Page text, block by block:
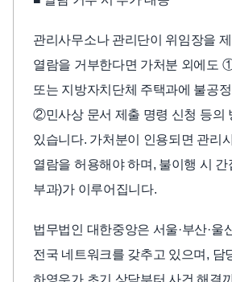
관리사무소나 관리단이 위임장을
열람을 거부한다면 가처분 외에도
또는 지방자치단체 주택과에 불공
②민사상 문서 제출 명령 신청 등의
있습니다. 가처분이 인용되면 관리
열람을 허용해야 하며, 불이행 시
부과)가 이루어집니다.
법무법인 대한중앙은 서울·부산·울
전국 네트워크를 갖추고 있으며, 담